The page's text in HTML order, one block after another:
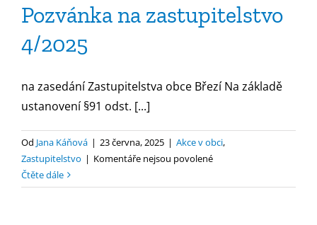
Pozvánka na zastupitelstvo
4/2025
na zasedání Zastupitelstva obce Březí Na základě
ustanovení §91 odst. [...]
Od Jana Káňová | 23 června, 2025 | Akce v obci,
Zastupitelstvo | Komentáře nejsou povolenéu
s
Čtěte dále